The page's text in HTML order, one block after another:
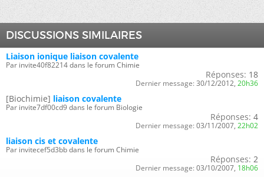
DISCUSSIONS SIMILAIRES
Liaison ionique liaison covalente
Par invite40f82214 dans le forum Chimie
Réponses: 18
Dernier message: 30/12/2012, 20h36
[Biochimie] liaison covalente
Par invite7df00cd9 dans le forum Biologie
Réponses: 4
Dernier message: 03/11/2007, 22h02
liaison cis et covalente
Par invitecef5d3bb dans le forum Chimie
Réponses: 2
Dernier message: 03/10/2007, 18h06